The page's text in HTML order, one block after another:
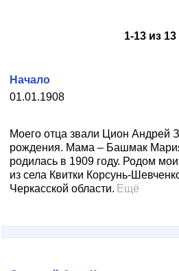
1-13 из 13
01.01.1908
Начало
Моего отца звали Цион Андрей
рождения. Мама – Башмак
родилась в 1909 году. Родом
из села Квитки Корсунь-
Черкасской области. Ещё